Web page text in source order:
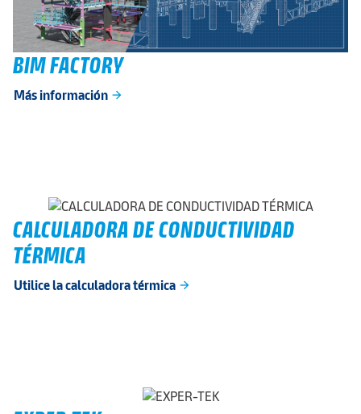
BIM FACTORY
Más información arrow_forward
CALCULADORA DE CONDUCTIVIDAD
TÉRMICA
Utilice la calculadora térmica arrow_forward